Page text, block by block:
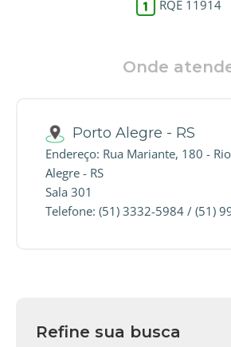
RQE 11914
Onde
Porto Alegre - RS
Endereço: Rua Mariante, 180 -
Alegre - RS
Sala 301
Telefone: (51) 3332-5984 / (51)
Refine sua busca